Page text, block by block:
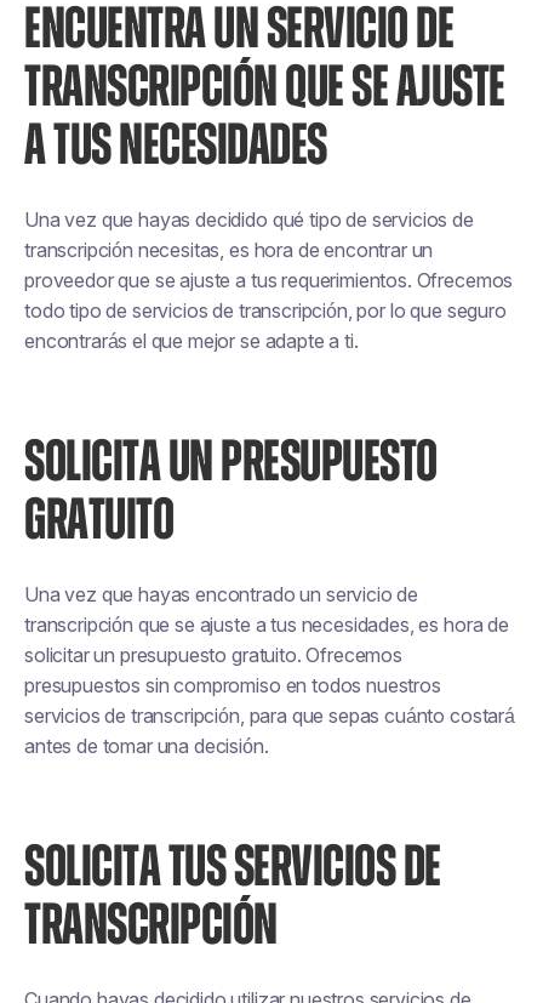
ENCUENTRA UN SERVICIO DE
TRANSCRIPCIÓN QUE SE AJUSTE
A TUS NECESIDADES
Una vez que hayas decidido qué tipo de servicios de
transcripción necesitas, es hora de encontrar un
proveedor que se ajuste a tus requerimientos. Ofrecemos
todo tipo de servicios de transcripción, por lo que seguro
encontrarás el que mejor se adapte a ti.
SOLICITA UN PRESUPUESTO
GRATUITO
Una vez que hayas encontrado un servicio de
transcripción que se ajuste a tus necesidades, es hora de
solicitar un presupuesto gratuito. Ofrecemos
presupuestos sin compromiso en todos nuestros
servicios de transcripción, para que sepas cuánto costará
antes de tomar una decisión.
SOLICITA TUS SERVICIOS DE
TRANSCRIPCIÓN